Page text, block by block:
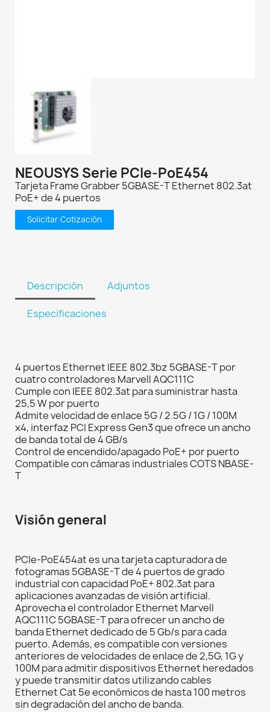
NEOUSYS Serie PCIe-PoE454
Tarjeta Frame Grabber 5GBASE-T Ethernet 802.3at
PoE+ de 4 puertos
Solicitar Cotización
Descripción Adjuntos
Especificaciones
4 puertos Ethernet IEEE 802.3bz 5GBASE-T por
cuatro controladores Marvell AQC111C
Cumple con IEEE 802.3at para suministrar hasta
25,5 W por puerto
Admite velocidad de enlace 5G / 2.5G / 1G / 100M
x4, interfaz PCI Express Gen3 que ofrece un ancho
de banda total de 4 GB/s
Control de encendido/apagado PoE+ por puerto
Compatible con cámaras industriales COTS NBASE-
T
Visión general
PCIe-PoE454at es una tarjeta capturadora de
fotogramas 5GBASE-T de 4 puertos de grado
industrial con capacidad PoE+ 802.3at para
aplicaciones avanzadas de visión artificial.
Aprovecha el controlador Ethernet Marvell
AQC111C 5GBASE-T para ofrecer un ancho de
banda Ethernet dedicado de 5 Gb/s para cada
puerto. Además, es compatible con versiones
anteriores de velocidades de enlace de 2,5G, 1G y
100M para admitir dispositivos Ethernet heredados
y puede transmitir datos utilizando cables
Ethernet Cat 5e económicos de hasta 100 metros
sin degradación del ancho de banda.